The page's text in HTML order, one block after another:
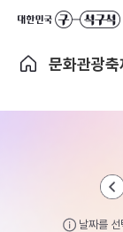
문화관광축
날짜를